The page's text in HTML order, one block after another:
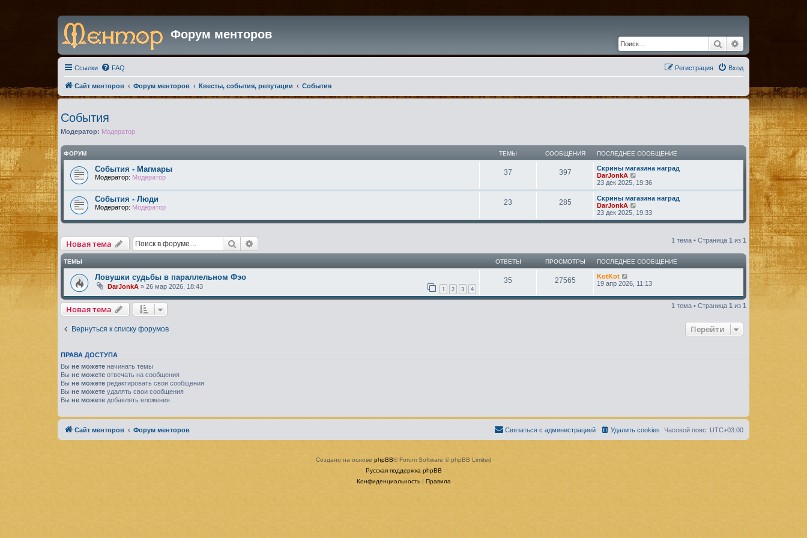
Форум менторов
Поиск
Ссылки FAQ Вход
Регистрация
Сайт менторов Форум менторов Квесты, события, репутации События
События
Модератор: Модератор
ФОРУМ ТЕМЫ СООБЩЕНИЯ ПОСЛЕДНЕЕ СООБЩЕНИЕ
События - Магмары
Модератор: Модератор
37 397
Скрины магазина наград
DarJonkA
е
р
е
т
к
л
е
д
е
у
23 дек 2025, 19:36
События - Люди
Модератор: Модератор
23 285
Скрины магазина наград
DarJonkA
е
р
к
п
о
л
д
23 дек 2025, 19:33
Новая тема Поиск 1 тема • Страница 1 из 1
ТЕМЫ ОТВЕТЫ ПРОСМОТРЫ ПОСЛЕДНЕЕ СООБЩЕНИЕ
Ловушки судьбы в параллельном Фэо
DarJonkA » 26 мар 2026, 18:43 1 2 3 4
35 27565
KotKot
19 апр 2026, 11:13
Новая тема 1 тема • Страница 1 из 1
Вернуться к списку форумов Перейти
ПРАВА ДОСТУПА
Вы не можете начинать темы
Вы не можете отвечать на сообщения
Вы не можете редактировать свои сообщения
Вы не можете удалять свои сообщения
Вы не можете добавлять вложения
Сайт менторов Форум менторов Часовой пояс: UTC+03:00
Удалить cookies
Связаться с администрацией
Создано на основе phpBB® Forum Software © phpBB Limited
Русская поддержка phpBB
Конфиденциальность| Правила